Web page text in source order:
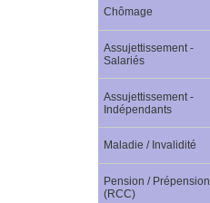
Chômage
Assujettissement -
Salariés
Assujettissement -
Indépendants
Maladie / Invalidité
Pension / Prépension
(RCC)